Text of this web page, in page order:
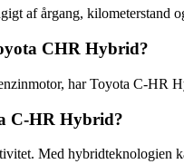
af årgang, kilometerstand
CHR Hybrid?
har Toyota C-HR
C-HR Hybrid?
Med hybridteknologien